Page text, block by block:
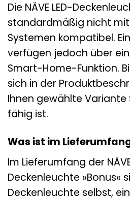
Die NÄVE LED-
standardmäßig nicht
Systemen kompatibel.
verfügen jedoch über
Smart-Home-Funktion.
sich in der
Ihnen gewählte
fähig ist.
Was ist im
Im Lieferumfang der
Deckenleuchte »Bonus«
Deckenleuchte selbst,